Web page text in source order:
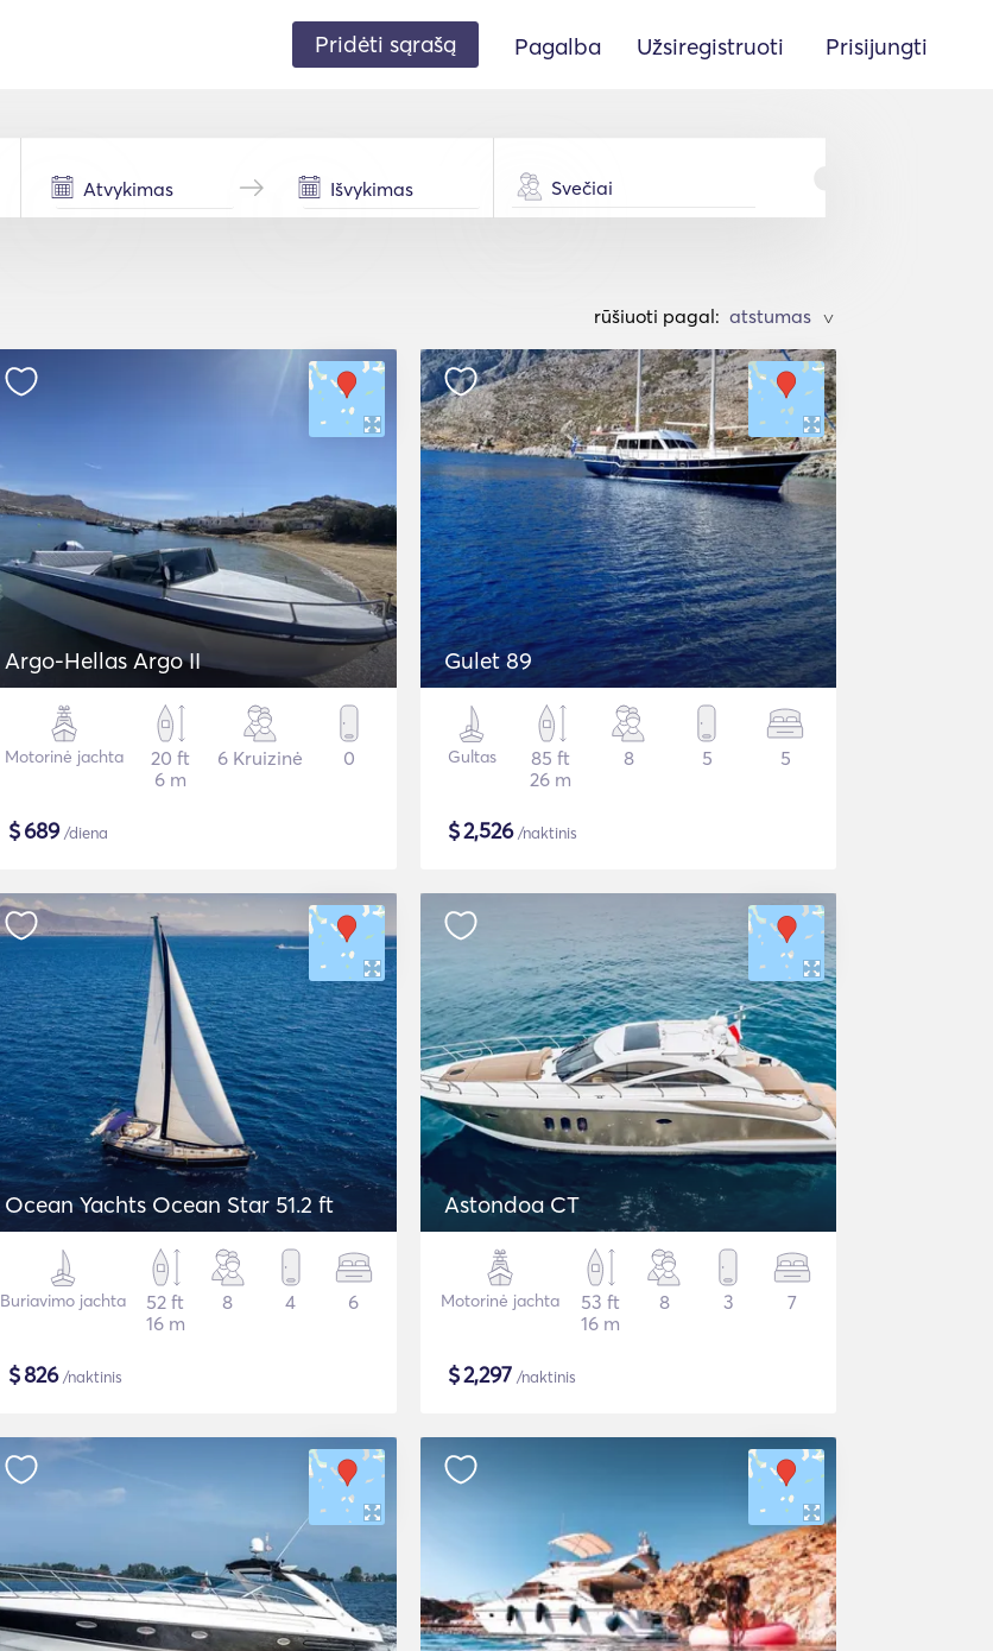
Pridėti sąrašą Pagalba Užsiregistruoti Prisijungti
Svečiai
rūšiuoti pagal: >
Argo-Hellas Argo II
Motorinė jachta
20 ft
6 m
6 Kruizinė 0
$689/diena
Gulet 89
Gultas
85 ft
26 m
8 5 5
$2,526/naktinis
Ocean Yachts Ocean Star 51.2 ft
Buriavimo jachta
52 ft
16 m
8 4 6
$826/naktinis
Astondoa CT
Motorinė jachta
53 ft
16 m
8 3 7
$2,297 /naktinis